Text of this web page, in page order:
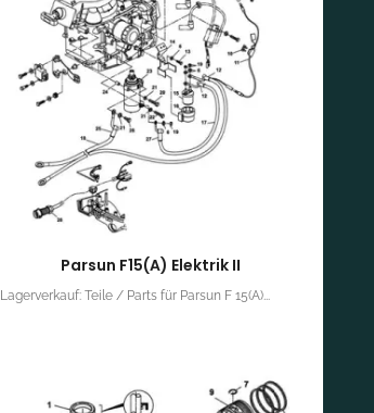
Parsun F15(A) Elektrik II
Lagerverkauf: Teile / Parts für Parsun F 15(A)...